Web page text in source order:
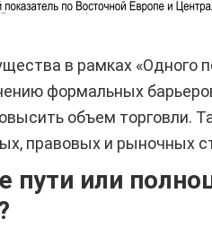
в рамках «Одного
формальных
объем торговли.
правовых и рыночных
пути или